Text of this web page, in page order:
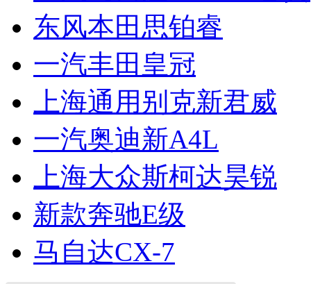
东风本田思铂睿
一汽丰田皇冠
上海通用别克新君威
一汽奥迪新A4L
上海大众斯柯达昊锐
新款奔驰E级
马自达CX-7